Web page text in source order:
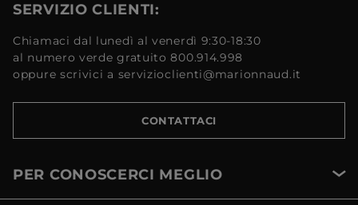
SERVIZIO CLIENTI:
Chiamaci dal lunedì al venerdì 9:30-18:30
al numero verde gratuito 800.914.998
oppure scrivici a servizioclienti@marionnaud.it
CONTATTACI
PER CONOSCERCI MEGLIO